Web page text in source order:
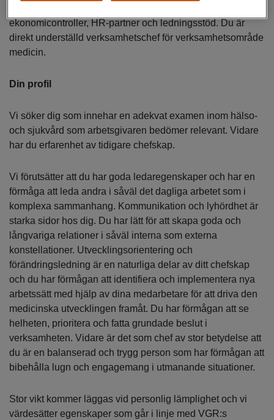
ekonomicontroller, HR-partner och ledningsstöd. Du är
direkt underställd verksamhetschef för verksamhetsområde
medicin.
Din profil
Vi söker dig som innehar en adekvat examen inom hälso-
och sjukvård som arbetsgivaren bedömer relevant. Vidare
har du erfarenhet av tidigare chefskap.
Vi förutsätter att du har goda ledaregenskaper och har en
förmåga att leda andra i såväl det dagliga arbetet som i
komplexa sammanhang. Kommunikation och lyhördhet är
starka sidor hos dig. Du har lätt för att skapa goda och
långvariga relationer i såväl interna som externa
konstellationer. Utvecklingsorientering och
förändringsledning är en naturliga delar av ditt chefskap
och du har förmågan att identifiera och implementera nya
arbetssätt med hjälp av dina medarbetare för att driva den
medicinska utvecklingen framåt. Du har förmågan att se
helheten, prioritera och fatta grundade beslut i
verksamheten. Vidare är det som chef av stor betydelse att
du är en balanserad och trygg person som har förmågan att
bibehålla lugn och engagemang i utmanande situationer.
Stor vikt kommer läggas vid personlig lämplighet och vi
värdesätter egenskaper som går i linje med VGR:s